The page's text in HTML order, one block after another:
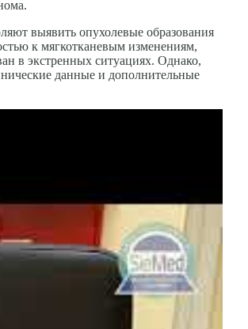
выявить опухолевые образования
к мягкотканевым изменениям,
в экстренных ситуациях. Однако,
данные и дополнительные